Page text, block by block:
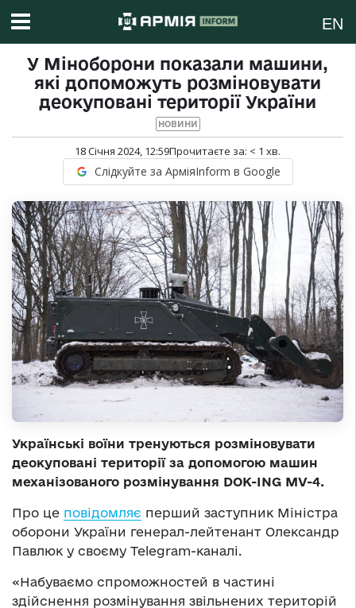
EN
У Міноборони показали машини,
які допоможуть розміновувати
деокуповані території України
НОВИНИ
18 Січня 2024, 12:59Прочитаєте за: < 1 хв.
Слідкуйте за АрміяInform в Google
Українські воїни тренуються розміновувати
деокуповані території за допомогою машин
механізованого розмінування DOK-ING MV-4.
Про це повідомляє перший заступник Міністра
оборони України генерал-лейтенант Олександр
Павлюк у своєму Telegram-каналі.
«Набуваємо спроможностей в частині
здійснення розмінування звільнених територій